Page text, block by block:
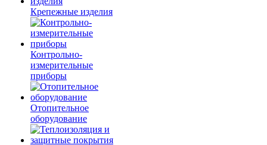
Крепежные изделия
Контрольно-
измерительные
приборы
Отопительное
оборудование